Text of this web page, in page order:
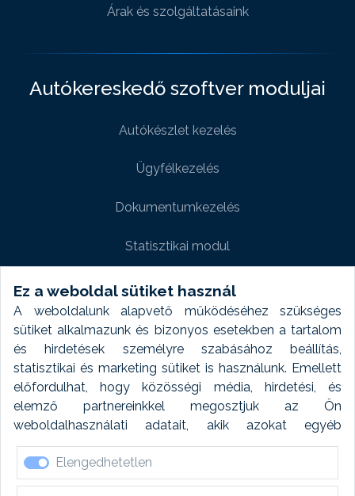
Ez a weboldal sütiket használ
A weboldalunk alapvető működéséhez szükséges
sütiket alkalmazunk és bizonyos esetekben a tartalom
és hirdetések személyre szabásához beállítás,
statisztikai és marketing sütiket is használunk. Emellett
előfordulhat, hogy közösségi média, hirdetési, és
elemző partnereinkkel megosztjuk az Ön
weboldalhasználati adatait, akik azokat egyéb
forrásokból gyűjtött adatokkal kombinálhatják. A sütik
elfogadásával kapcsolatosan naplózást végzünk és
ezen adatokat 6 hónap után automatikusan töröljük. A
Elengedhetetlen
Árak és szolgáltatásaink
Autókereskedő szoftver moduljai
Autókészlet kezelés
Ügyfélkezelés
Dokumentumkezelés
Statisztikai modul
Weboldal modul
Fényképtár extra modul
Autómosó modul
Feladatütemezés